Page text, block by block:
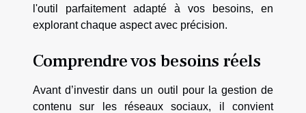
l'outil parfaitement adapté à vos besoins, en
explorant chaque aspect avec précision.
Comprendre vos besoins réels
Avant d’investir dans un outil pour la gestion de
contenu sur les réseaux sociaux, il convient